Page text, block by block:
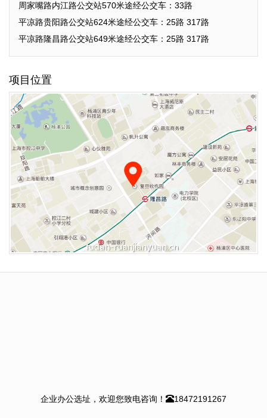
周家嘴路内江路公交站570米途经公交车：33路
平凉路贵阳路公交站624米途经公交车：25路 317路
平凉路隆昌路公交站649米途经公交车：25路 317路
项目位置
企业办公选址，欢迎您致电咨询！ 18472191267